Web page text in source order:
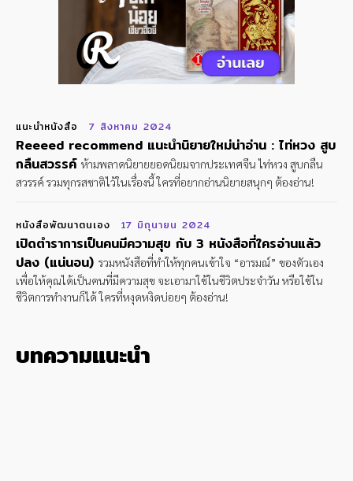
แนะนำหนังสือ 7 สิงหาคม 2024
Reeeed recommend แนะนำนิยายใหม่น่าอ่าน : ไท่หวง สูบ
กลืนสวรรค์ ห้ามพลาดนิยายยอดนิยมจากประเทศจีน ไท่หวง สูบกลืน
สวรรค์ รวมทุกรสชาติไว้ในเรื่องนี้ ใครที่อยากอ่านนิยายสนุกๆ ต้องอ่าน!
หนังสือพัฒนาตนเอง 17 มิถุนายน 2024
เปิดตำราการเป็นคนมีความสุข กับ 3 หนังสือที่ใครอ่านแล้ว
ปลง (แน่นอน) รวมหนังสือที่ทำให้ทุกคนเข้าใจ “อารมณ์” ของตัวเอง
เพื่อให้คุณได้เป็นคนที่มีความสุข จะเอามาใช้ในชีวิตประจำวัน หรือใช้ใน
ชีวิตการทำงานก็ได้ ใครที่หงุดหงิดบ่อยๆ ต้องอ่าน!
บทความแนะนำ